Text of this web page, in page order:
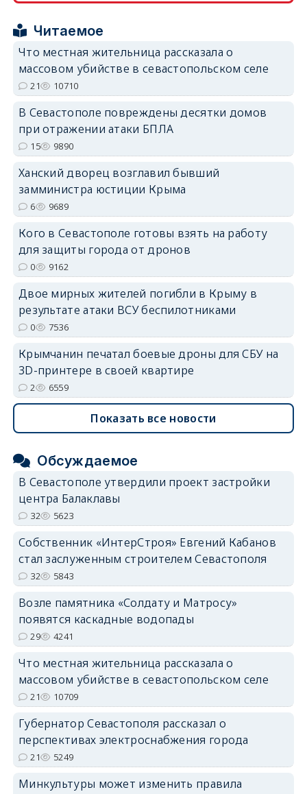
erid: 2SDnjdvhGXG
Читаемое
Что местная жительница рассказала о
массовом убийстве в севастопольском селе
21 10710
В Севастополе повреждены десятки домов
при отражении атаки БПЛА
15 9890
Ханский дворец возглавил бывший
замминистра юстиции Крыма
6 9689
Кого в Севастополе готовы взять на работу
для защиты города от дронов
0 9162
Двое мирных жителей погибли в Крыму в
результате атаки ВСУ беспилотниками
0 7536
Крымчанин печатал боевые дроны для СБУ на
3D-принтере в своей квартире
2 6559
Показать все новости
Обсуждаемое
В Севастополе утвердили проект застройки
центра Балаклавы
32 5623
Собственник «ИнтерСтроя» Евгений Кабанов
стал заслуженным строителем Севастополя
32 5843
Возле памятника «Солдату и Матросу»
появятся каскадные водопады
29 4241
Что местная жительница рассказала о
массовом убийстве в севастопольском селе
21 10709
Губернатор Севастополя рассказал о
перспективах электроснабжения города
21 5249
Минкультуры может изменить правила